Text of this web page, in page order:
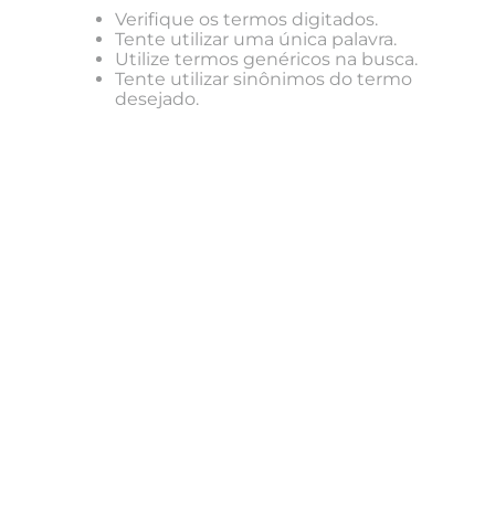
Verifique os termos digitados.
Tente utilizar uma única palavra.
Utilize termos genéricos na busca.
Tente utilizar sinônimos do termo
desejado.